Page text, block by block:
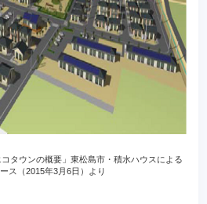
タウンの概要」東松島市・積水ハウスによる
ス（2015年3月6日）より